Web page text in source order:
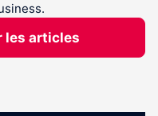
les articles